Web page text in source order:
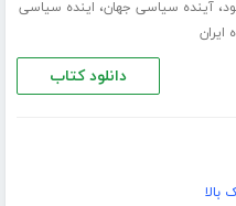
،آینده سیاسی جهان، اینده سیاسی
ایران
دانلود کتاب